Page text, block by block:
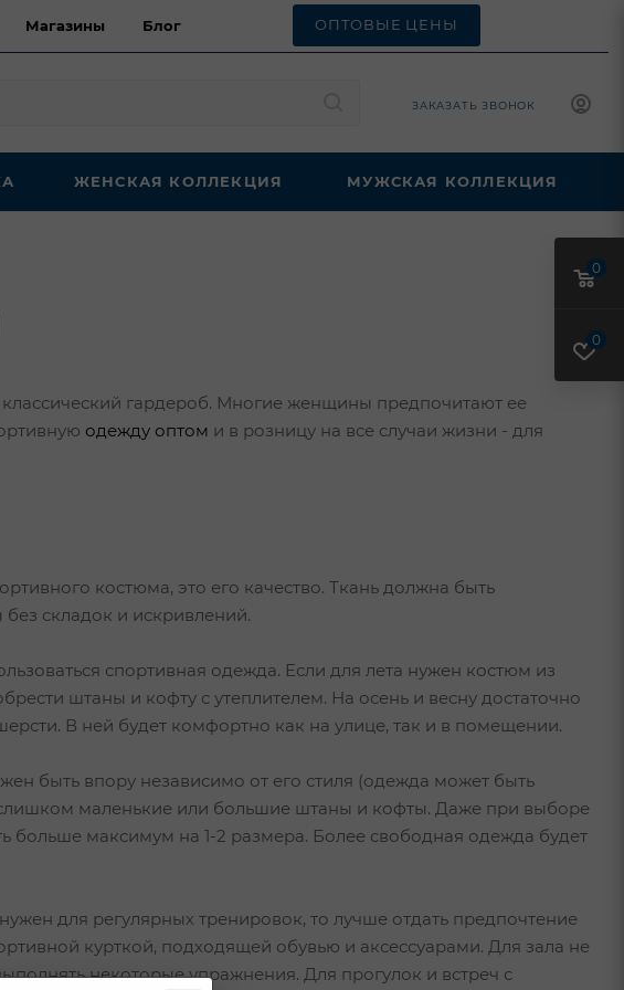
Магазины Блог ОПТОВЫЕ ЦЕНЫ
ЗАКАЗАТЬ ЗВОНОК
ЖЕНСКАЯ КОЛЛЕКЦИЯ МУЖСКАЯ КОЛЛЕКЦИЯ
гардероб. Многие женщины предпочитают ее
одежду оптом и в розницу на все случаи жизни - для
костюма, это его качество. Ткань должна быть
складок и искривлений.
спортивная одежда. Если для лета нужен костюм из
штаны и кофту с утеплителем. На осень и весну достаточно
В ней будет комфортно как на улице, так и в помещении.
быть впору независимо от его стиля (одежда может быть
маленькие или большие штаны и кофты. Даже при выборе
больше максимум на 1-2 размера. Более свободная одежда будет
для регулярных тренировок, то лучше отдать предпочтение
курткой, подходящей обувью и аксессуарами. Для зала не
некоторые упражнения. Для прогулок и встреч с
0
0